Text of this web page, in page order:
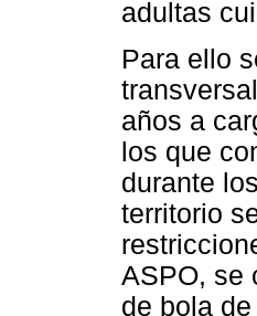
adultas
Para ello
años a
los que
durante
territorio
ASPO, se
de bola